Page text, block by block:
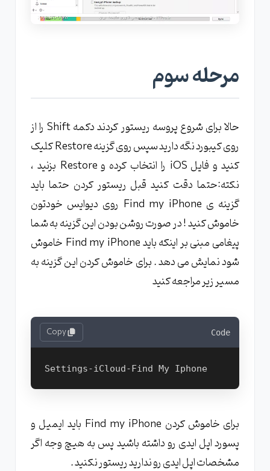
مرحله سوم
حالا برای شروع پروسه ریستور کردند دکمه Shift را از
روی کیبورد نگه دارید سپس روی گزینه Restore کلیک
کنید و فایل iOS را انتخاب کرده و Restore بزنید ،
نکته:حتما دقت کنید قبل ریستور کردن حتما باید
گزینه ی Find my iPhone روی دیوایس خودتون
خاموش کنید ! در صورت روشن بودن این گزینه به شما
پیغامی مبنی بر اینکه باید Find my iPhone خاموش
شود نمایش می دهد . برای خاموش کردن این گزینه به
مسیر زیر مراجعه کنید
Code
Copy
Settings-iCloud-Find My Iphone
برای خاموش کردن Find my iPhone باید ایمیل و
پسورد اپل ایدی رو داشته باشید پس به هیچ وجه اگر
مشخصات اپل ایدی رو ندارید ریستور نکنید .